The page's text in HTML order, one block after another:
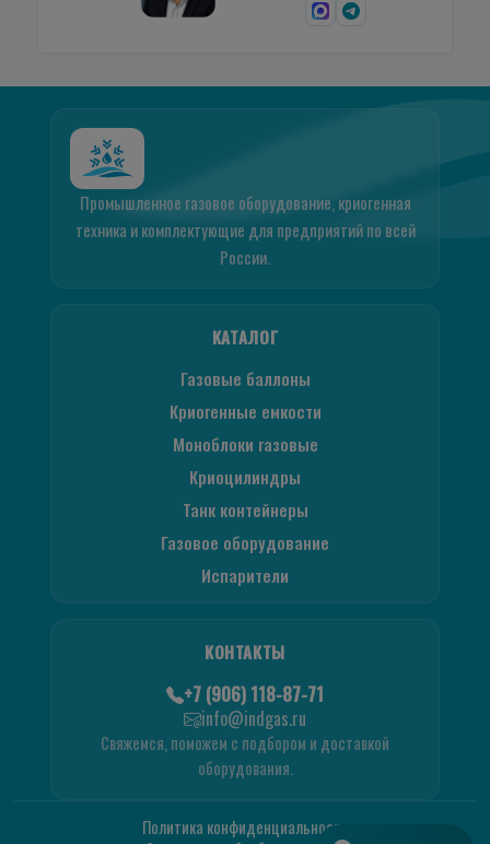
Промышленное газовое оборудование, криогенная
техника и комплектующие для предприятий по всей
России.
КАТАЛОГ
Газовые баллоны
Криогенные емкости
Моноблоки газовые
Криоцилиндры
Танк контейнеры
Газовое оборудование
Испарители
КОНТАКТЫ
+7 (906) 118-87-71
info@indgas.ru
Свяжемся, поможем с подбором и доставкой
оборудования.
Политика конфиденциальности